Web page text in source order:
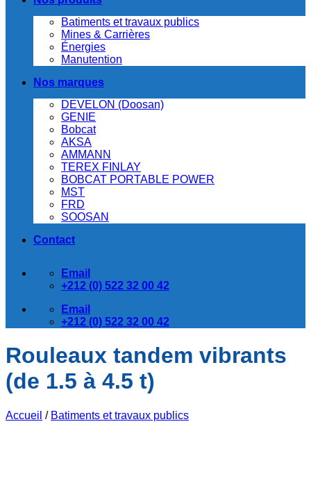
Batiments et travaux publics
Mines & Carrières
Énergies
Manutention
Nos marques
DEVELON (Doosan)
GENIE
Bobcat
AKSA
AMMANN
TEREX FINLAY
BOBCAT PORTABLE POWER
MST
FRD
SOOSAN
Contact
Email
+212 (0) 522 32 00 42
Email
+212 (0) 522 32 00 42
Rouleaux tandem vibrants
(de 1.5 à 4.5 t)
Accueil / Batiments et travaux publics